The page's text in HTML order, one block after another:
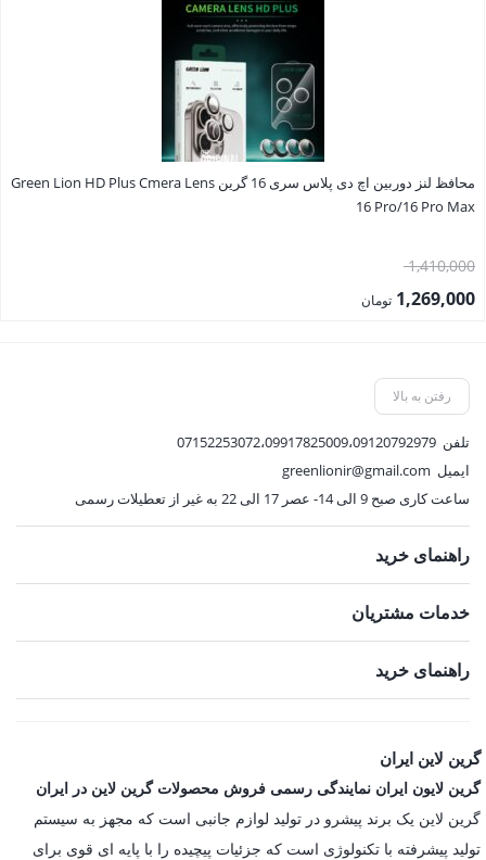
محافظ لنز دوربین اچ دی پلاس سری 16 گرین Green Lion HD Plus Cmera Lens
16 Pro/16 Pro Max
1,410,000قیمت
اصلی:1,269,000 تومان
1,269,000 تومان.
رفتن به بالا
تلفن 07152253072،09917825009،09120792979
ایمیل greenlionir@gmail.com
ساعت کاری صبح 9 الی 14- عصر 17 الی 22 به غیر از تعطیلات رسمی
راهنمای خرید
خدمات مشتریان
راهنمای خرید
گرین لاین ایران
گرین لایون ایران نمایندگی رسمی فروش محصولات گرین لاین در ایران
گرین لاین یک برند پیشرو در تولید لوازم جانبی است که مجهز به سیستم
تولید پیشرفته با تکنولوژی است که جزئیات پیچیده را با پایه ای قوی برای